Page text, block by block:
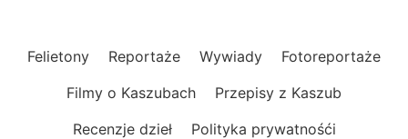
Felietony Reportaże Wywiady
Fotoreportaże
Filmy o Kaszubach
Przepisy z Kaszub
Recenzje dzieł
Polityka prywatnośći